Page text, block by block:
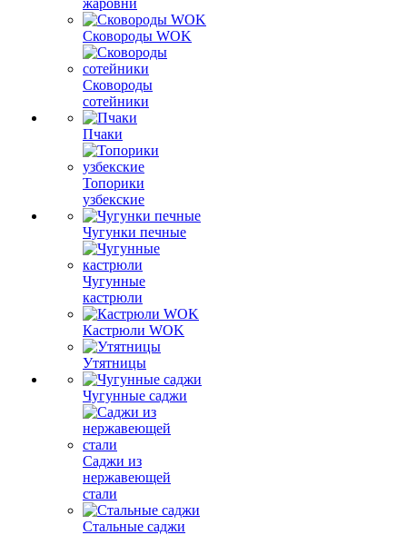
жаровни
Сковороды WOK
Сковороды
сотейники
Пчаки
Топорики
узбекские
Чугунки печные
Чугунные
кастрюли
Кастрюли WOK
Утятницы
Чугунные саджи
Саджи из
нержавеющей
стали
Стальные саджи